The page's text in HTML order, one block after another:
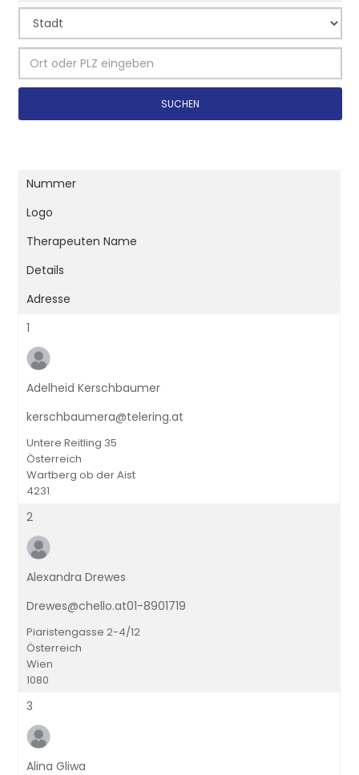
SUCHEN
Nummer
Logo
Therapeuten Name
Details
Adresse
1
Adelheid Kerschbaumer
kerschbaumera@telering.at
Untere Reitling 35
Österreich
Wartberg ob der Aist
4231
2
Alexandra Drewes
Drewes@chello.at01-8901719
Piaristengasse 2-4/12
Österreich
Wien
1080
3
Alina Gliwa